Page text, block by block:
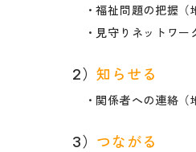
・福祉問題の把握（
・見守りネットワー
2）知らせる
・関係者への連絡（
3） つながる